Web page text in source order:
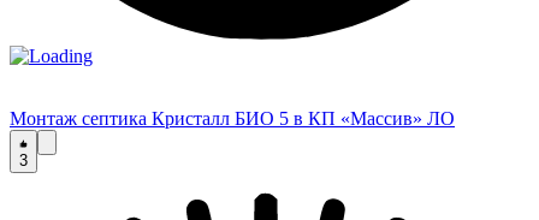
Монтаж септика Кристалл БИО 5 в КП «Массив» ЛО
3